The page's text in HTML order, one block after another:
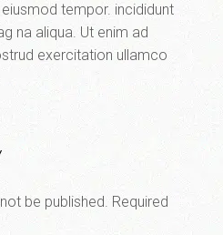
tempor. incididunt
na aliqua. Ut enim ad
exercitation ullamco
be published. Required